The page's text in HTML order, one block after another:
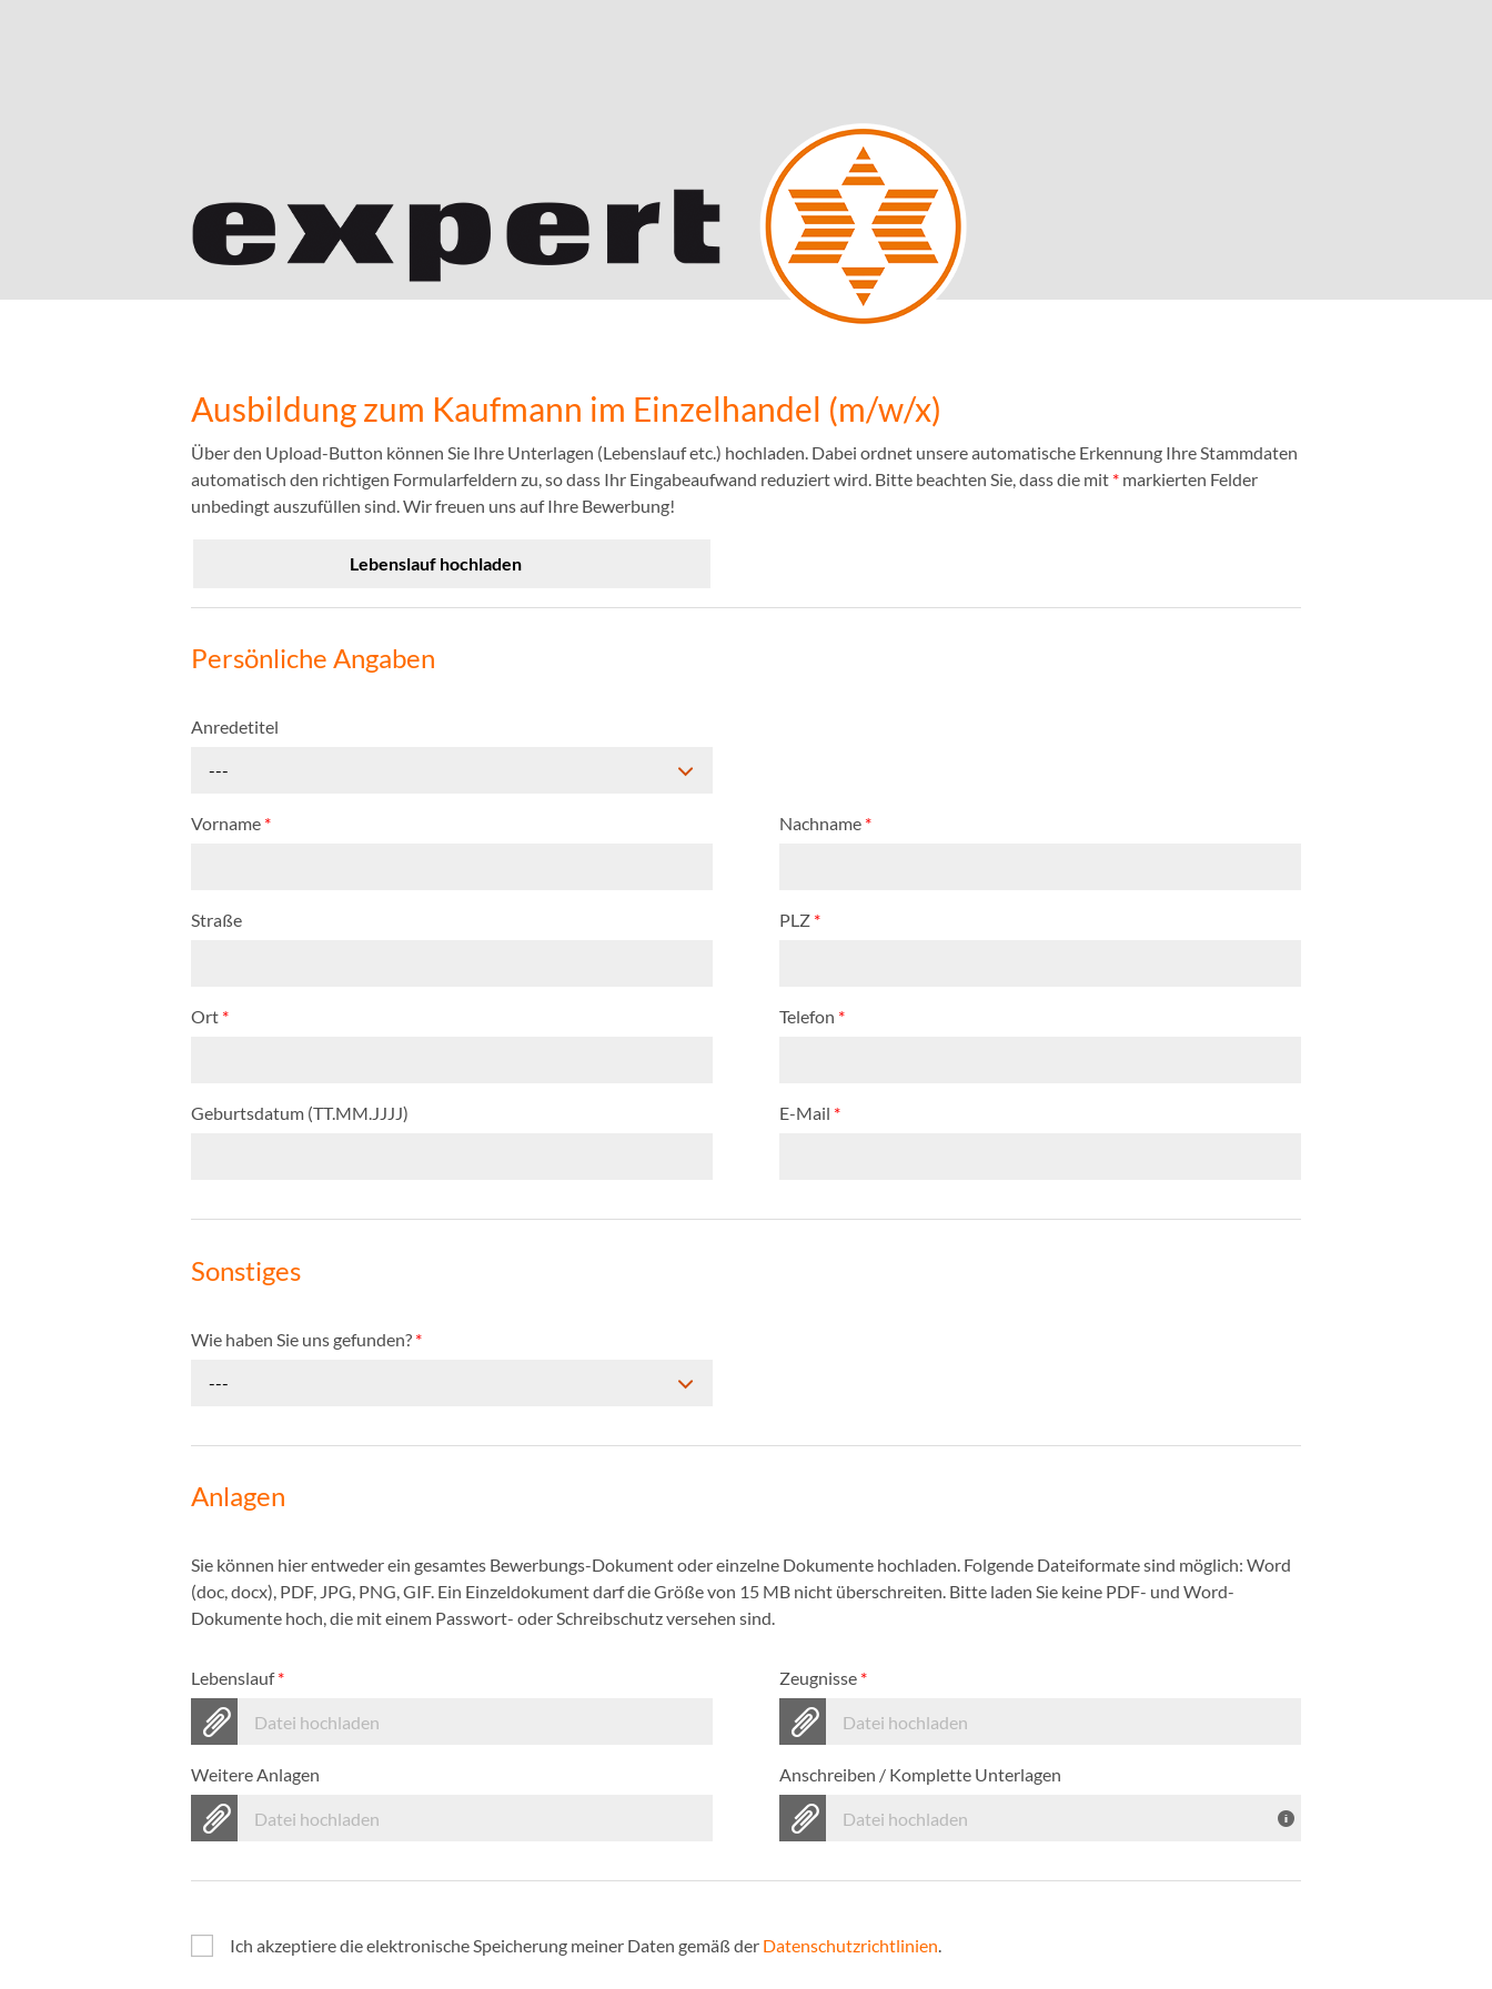
Ausbildung zum Kaufmann im Einzelhandel (m/w/x)
Über den Upload-Button können Sie Ihre Unterlagen (Lebenslauf etc.) hochladen. Dabei ordnet unsere automatische Erkennung Ihre Stammdaten
automatisch den richtigen Formularfeldern zu, so dass Ihr Eingabeaufwand reduziert wird. Bitte beachten Sie, dass die mit * markierten Felder
unbedingt auszufüllen sind. Wir freuen uns auf Ihre Bewerbung!
Lebenslauf hochladen
Persönliche Angaben
Anredetitel
---
Vorname * Nachname *
Straße PLZ *
Ort * Telefon *
Geburtsdatum (TT.MM.JJJJ) E-Mail *
Sonstiges
Wie haben Sie uns gefunden? *
---
Anlagen
Sie können hier entweder ein gesamtes Bewerbungs-Dokument oder einzelne Dokumente hochladen. Folgende Dateiformate sind möglich: Word
(doc, docx), PDF, JPG, PNG, GIF. Ein Einzeldokument darf die Größe von 15 MB nicht überschreiten. Bitte laden Sie keine PDF- und Word-
Dokumente hoch, die mit einem Passwort- oder Schreibschutz versehen sind.
Lebenslauf*
Datei hochladen
Zeugnisse *
Datei hochladen
Weitere Anlagen
Datei hochladen
Anschreiben / Komplette Unterlagen
Datei hochladen
Ich akzeptiere die elektronische Speicherung meiner Daten gemäß der Datenschutzrichtlinien.